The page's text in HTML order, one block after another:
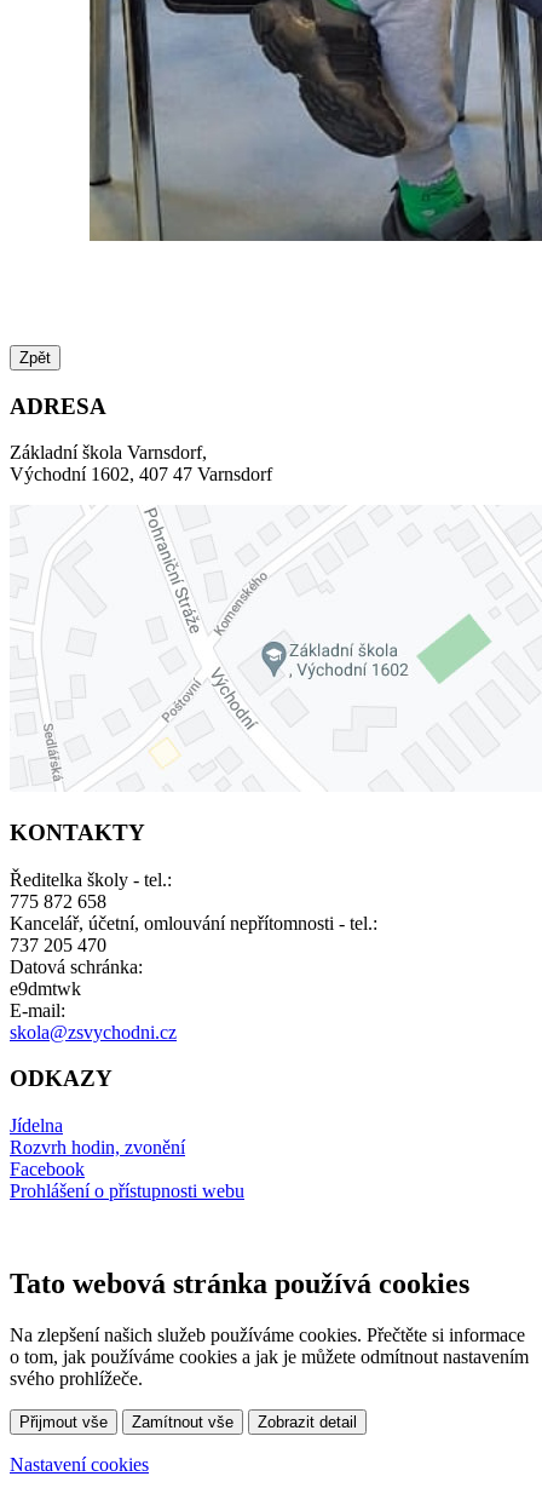
Zpět
ADRESA
Základní škola Varnsdorf,
Východní 1602, 407 47 Varnsdorf
KONTAKTY
Ředitelka školy - tel.:
775 872 658
Kancelář, účetní, omlouvání nepřítomnosti - tel.:
737 205 470
Datová schránka:
e9dmtwk
E-mail:
skola@zsvychodni.cz
ODKAZY
Jídelna
Rozvrh hodin, zvonění
Facebook
Prohlášení o přístupnosti webu
Tato webová stránka používá cookies
Na zlepšení našich služeb používáme cookies. Přečtěte si informace
o tom, jak používáme cookies a jak je můžete odmítnout nastavením
svého prohlížeče.
Přijmout vše Zamítnout vše Zobrazit detail
Nastavení cookies